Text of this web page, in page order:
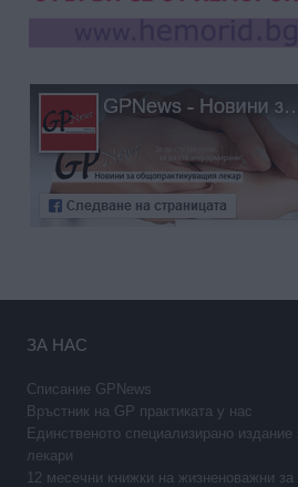
ЗА НАС
Списание GPNews
Връстник на GP практиката у нас
Единственото специализирано
лекари
12 месечни книжки на жизненоважни за